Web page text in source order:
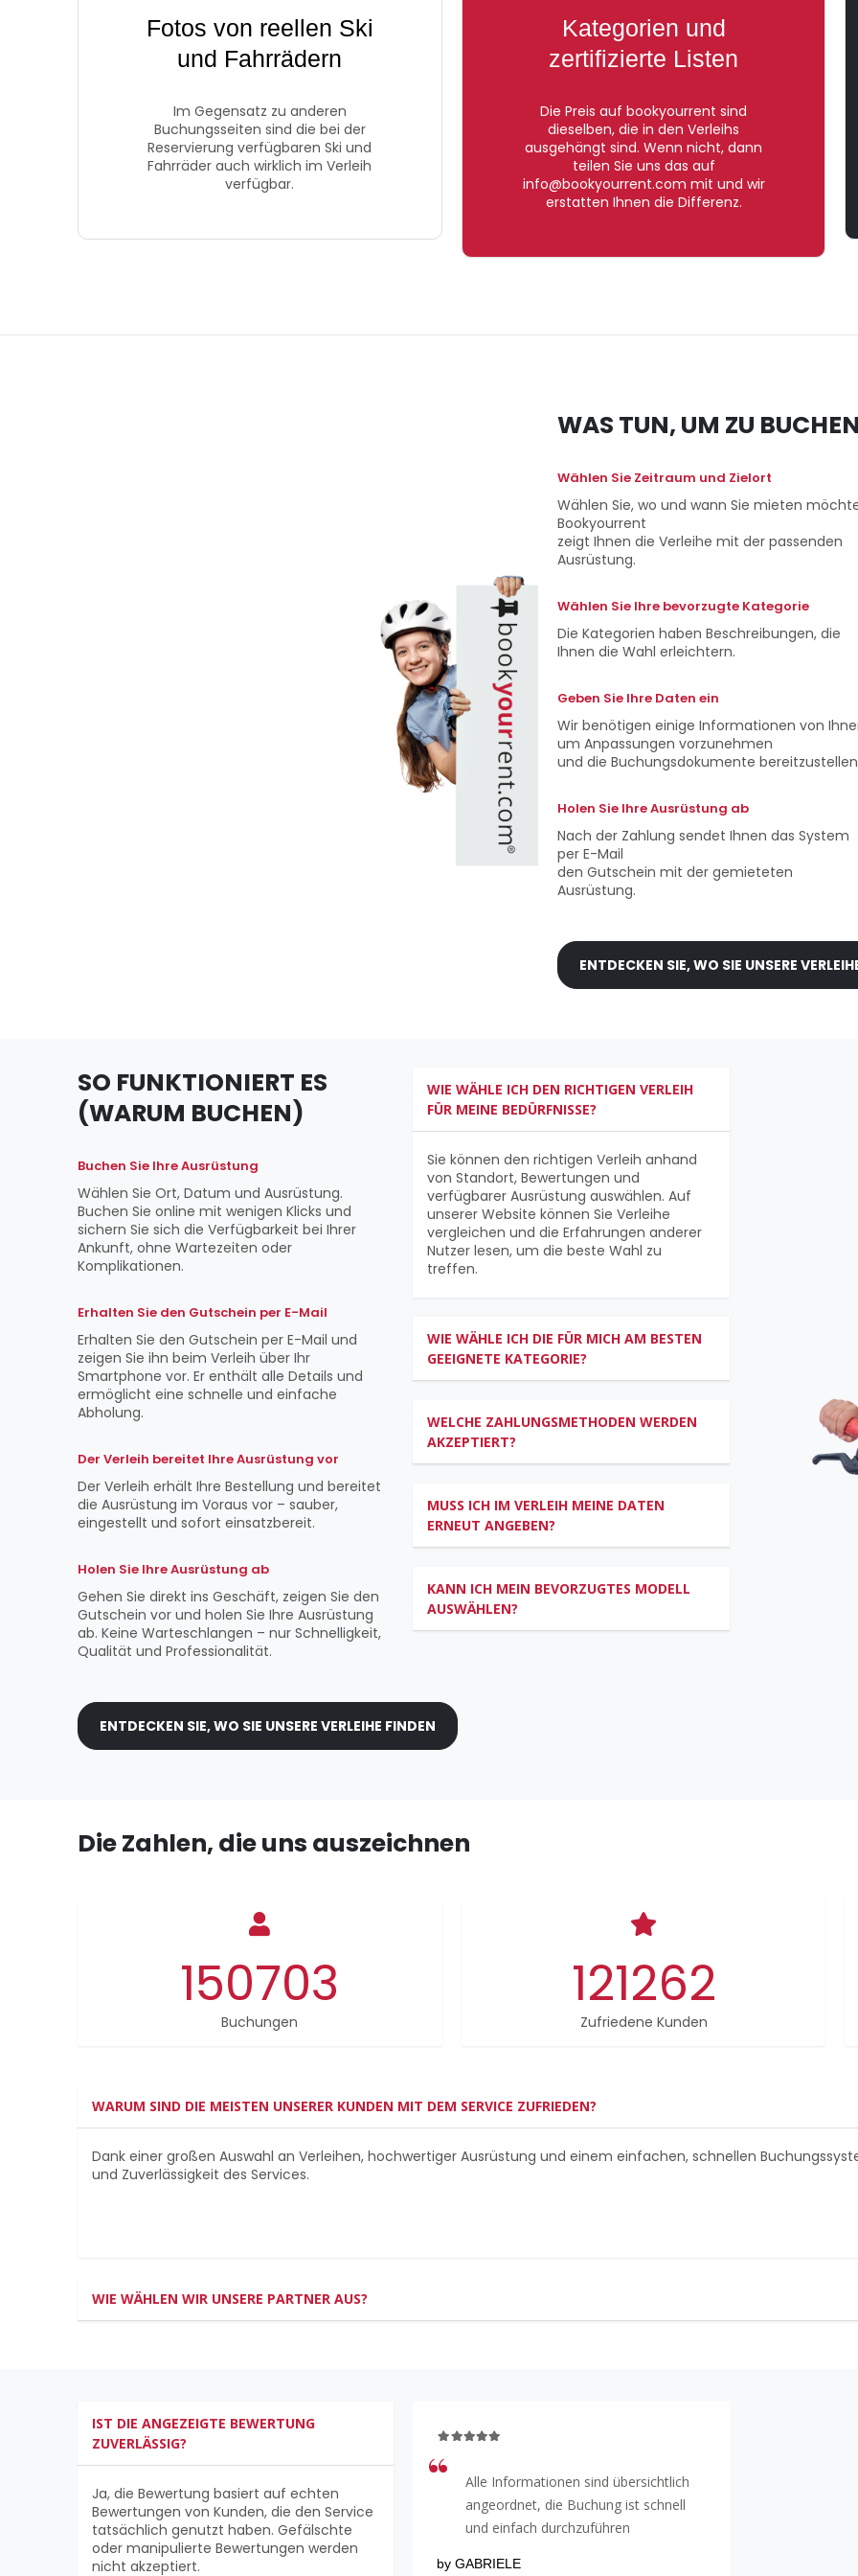
Fotos von reellen Ski
und Fahrrädern
Im Gegensatz zu anderen
Buchungsseiten sind die bei der
Reservierung verfügbaren Ski und
Fahrräder auch wirklich im Verleih
verfügbar.
Kategorien und
zertifizierte Listen
Die Preis auf bookyourrent sind
dieselben, die in den Verleihs
ausgehängt sind. Wenn nicht, dann
teilen Sie uns das auf
info@bookyourrent.com mit und wir
erstatten Ihnen die Differenz.
WAS TUN, UM ZU BUCHEN
Wählen Sie Zeitraum und Zielort
Wählen Sie, wo und wann Sie mieten
Bookyourrent
zeigt Ihnen die Verleihe mit der passenden
Ausrüstung.
Wählen Sie Ihre bevorzugte Kategorie
Die Kategorien haben Beschreibungen, die
Ihnen die Wahl erleichtern.
Geben Sie Ihre Daten ein
Wir benötigen einige Informationen von
um Anpassungen vorzunehmen
und die Buchungsdokumente
Holen Sie Ihre Ausrüstung ab
Nach der Zahlung sendet Ihnen das System
per E-Mail
den Gutschein mit der gemieteten
Ausrüstung.
ENTDECKEN SIE, WO SIE UNSERE
SO FUNKTIONIERT ES
(WARUM BUCHEN)
Buchen Sie Ihre Ausrüstung
Wählen Sie Ort, Datum und Ausrüstung.
Buchen Sie online mit wenigen Klicks und
sichern Sie sich die Verfügbarkeit bei Ihrer
Ankunft, ohne Wartezeiten oder
Komplikationen.
Erhalten Sie den Gutschein per E-Mail
Erhalten Sie den Gutschein per E-Mail und
zeigen Sie ihn beim Verleih über Ihr
Smartphone vor. Er enthält alle Details und
ermöglicht eine schnelle und einfache
Abholung.
Der Verleih bereitet Ihre Ausrüstung vor
Der Verleih erhält Ihre Bestellung und bereitet
die Ausrüstung im Voraus vor – sauber,
eingestellt und sofort einsatzbereit.
Holen Sie Ihre Ausrüstung ab
Gehen Sie direkt ins Geschäft, zeigen Sie den
Gutschein vor und holen Sie Ihre Ausrüstung
ab. Keine Warteschlangen – nur Schnelligkeit,
Qualität und Professionalität.
ENTDECKEN SIE, WO SIE UNSERE VERLEIHE FINDEN
WIE WÄHLE ICH DEN RICHTIGEN VERLEIH
FÜR MEINE BEDÜRFNISSE?
Sie können den richtigen Verleih anhand
von Standort, Bewertungen und
verfügbarer Ausrüstung auswählen. Auf
unserer Website können Sie Verleihe
vergleichen und die Erfahrungen anderer
Nutzer lesen, um die beste Wahl zu
treffen.
WIE WÄHLE ICH DIE FÜR MICH AM BESTEN
GEEIGNETE KATEGORIE?
WELCHE ZAHLUNGSMETHODEN WERDEN
AKZEPTIERT?
MUSS ICH IM VERLEIH MEINE DATEN
ERNEUT ANGEBEN?
KANN ICH MEIN BEVORZUGTES MODELL
AUSWÄHLEN?
Die Zahlen, die uns auszeichnen
150703
Buchungen
121262
Zufriedene Kunden
WARUM SIND DIE MEISTEN UNSERER KUNDEN MIT DEM SERVICE ZUFRIEDEN?
Dank einer großen Auswahl an Verleihen, hochwertiger Ausrüstung und einem einfachen, schnellen
und Zuverlässigkeit des Services.
WIE WÄHLEN WIR UNSERE PARTNER AUS?
IST DIE ANGEZEIGTE BEWERTUNG
ZUVERLÄSSIG?
Ja, die Bewertung basiert auf echten
Bewertungen von Kunden, die den Service
tatsächlich genutzt haben. Gefälschte
oder manipulierte Bewertungen werden
nicht akzeptiert.
Alle Informationen sind übersichtlich
angeordnet, die Buchung ist schnell
und einfach durchzuführen
by GABRIELE